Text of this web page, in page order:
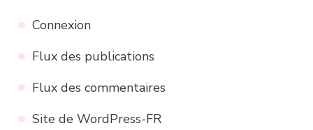
Connexion
Flux des publications
Flux des commentaires
Site de WordPress-FR